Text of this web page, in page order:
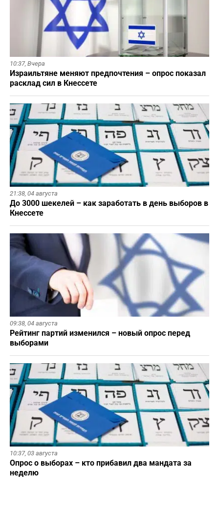
10:37, Вчера
Израильтяне меняют предпочтения – опрос показал
расклад сил в Кнессете
21:38, 04 августа
До 3000 шекелей – как заработать в день выборов в
Кнессете
09:38, 04 августа
Рейтинг партий изменился – новый опрос перед
выборами
10:37, 03 августа
Опрос о выборах – кто прибавил два мандата за
неделю